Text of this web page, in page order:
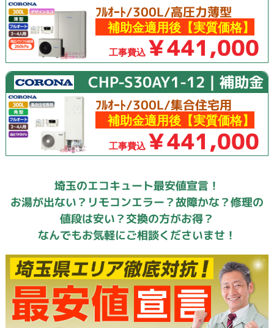
ﾌﾙｵｰﾄ/300L/高圧力薄型
補助金適用後【実質価格】
工事費込 ￥441,000
CHP-S30AY1-12｜補助金
ﾌﾙｵｰﾄ/300L/集合住宅用
補助金適用後【実質価格】
工事費込 ￥441,000
埼玉のエコキュート最安値宣言！
お湯が出ない？リモコンエラー？故障かな？修理の
値段は安い？交換の方がお得？
なんでもお気軽にご相談くださいませ！